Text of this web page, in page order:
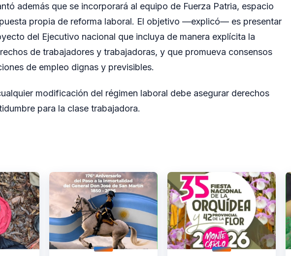
además que se incorporará al equipo de Fuerza Patria, espacio
propia de reforma laboral. El objetivo —explicó— es presentar
del Ejecutivo nacional que incluya de manera explícita la
de trabajadores y trabajadoras, y que promueva consensos
de empleo dignas y previsibles.
modificación del régimen laboral debe asegurar derechos
para la clase trabajadora.